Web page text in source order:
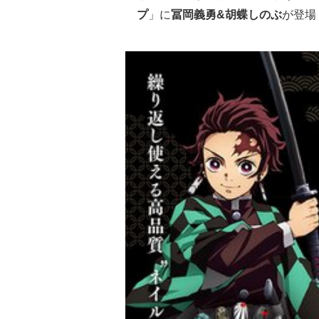
プ」に冨岡義勇&胡蝶しのぶが登場